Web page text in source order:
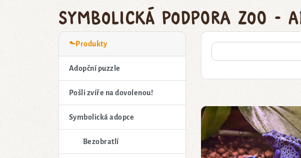
Symbolická podpora zoo -
⬑Produkty
Adopční puzzle
Pošli zvíře na dovolenou!
Symbolická adopce
Bezobratlí